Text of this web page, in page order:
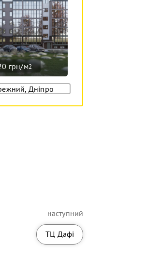
грн/м2
Дніпро
наступний
ТЦ Дафі